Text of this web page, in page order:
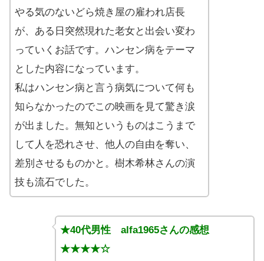
やる気のないどら焼き屋の雇われ店長
が、ある日突然現れた老女と出会い変わ
っていくお話です。ハンセン病をテーマ
とした内容になっています。
私はハンセン病と言う病気について何も
知らなかったのでこの映画を見て驚き涙
が出ました。無知というものはこうまで
して人を恐れさせ、他人の自由を奪い、
差別させるものかと。樹木希林さんの演
技も流石でした。
★40代男性 alfa1965さんの感想
★★★★☆